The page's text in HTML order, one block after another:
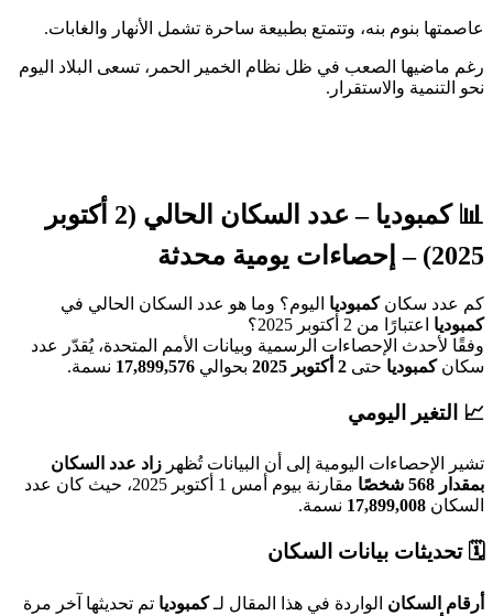
بنوم بنه، وتتمتع بطبيعة ساحرة تشمل الأنهار والغابات.
الصعب في ظل نظام الخمير الحمر، تسعى البلاد اليوم
والاستقرار.
كمبوديا
– عدد السكان الحالي (2 أكتوبر
محدثة
سكانكمبوديااليوم؟ وما هو عدد السكان الحالي في
اعتبارًا من 2 أكتوبر 2025؟
لأحدث الإحصاءات الرسمية وبيانات الأمم المتحدة، يُقدّر عدد
كمبودياحتى 2 أكتوبر 2025 بحوالي17,899,576نسمة.
اليومي
الإحصاءات اليومية إلى أن البيانات تُظهرزاد عدد السكان
شخصًا
مقارنة بيوم أمس 1 أكتوبر 2025، حيث كان عدد
17,899,008نسمة.
بيانات السكان
السكانالواردة في هذا المقال لـكمبودياتم تحديثها آخر مرة